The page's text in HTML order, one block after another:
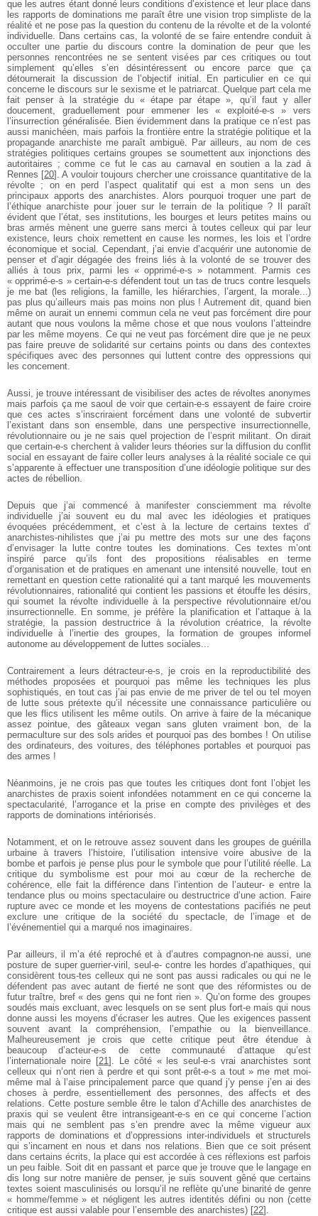
que les autres étant donné leurs conditions d’existence et leur place dans
les rapports de dominations me paraît être une vision trop simpliste de la
réalité et ne pose pas la question du contenu de la révolte et de la volonté
individuelle. Dans certains cas, la volonté de se faire entendre conduit à
occulter une partie du discours contre ladomination de peur que les
personnes rencontrées ne se sentent visées par ces critiques ou tout
simplement qu’elles s’en désintéressent ou encore parce que ça
détournerait ladiscussion de l’objectif initial. En particulier en ce qui
concerne le discours sur le sexisme et le patriarcat. Quelque part cela me
fait penser à la stratégie du « étape par étape », qu’il faut y aller
doucement, graduellement pour emmener les « exploité-e-s » vers
l’insurrection généralisée. Bien évidemment dans la pratique ce n’est pas
aussi manichéen, mais parfois la frontière entre la stratégie politique et la
propagande anarchiste me paraît ambiguë. Par ailleurs, au nom de ces
stratégies politiques certains groupes se soumettent aux injonctions des
autoritaires ; comme ce fut le cas au carnaval en soutien a la zad à
Rennes [20] . A vouloir toujours chercher une croissance quantitative de la
révolte ; on en perd l’aspect qualitatif qui est a mon sens un des
principaux apports des anarchistes. Alors pourquoi troquer une part de
l’éthique anarchiste pour jouer sur le terrain de la politique ? Il paraît
évident que l’état, ses institutions, les bourges et leurs petites mains ou
bras armés mènent une guerre sans merci à toutes celleux qui par leur
existence, leurs choix remettent en cause les normes, les lois et l’ordre
économique et social.
Cependant, j’ai envie d’acquérir une autonomie de
penser et d’agir dégagée des freins liés à la volonté de se trouver des
alliés à tous prix, parmi les « opprimé-e-s » notamment. Parmis ces
« opprimé-e-s » certain-e-s défendent tout un tas de trucs contre lesquels
je me bat (les religions, la famille, les hiérarchies, l’argent, la morale...)
pas plus qu’ailleurs mais pas moins non plus ! Autrement dit, quand bien
même on aurait un ennemi commun cela ne veut pas forcément dire pour
autant que nous voulons la même chose et que nous voulons l’atteindre
par les même moyens. Cequi ne veut pas forcément dire que je ne peux
pas faire preuve de solidarité sur certains points ou dans des contextes
spécifiques avec des personnes qui luttent contre des oppressions qui
les concernent.
Aussi, je trouve intéressant de visibiliser des actes de révoltes anonymes
mais parfois ça me saoul de voir que certain-e-s essayent de faire croire
que ces actes s’inscriraient forcément dans une volonté de subvertir
l’existant dans son ensemble,
dans une perspective insurrectionnelle,
révolutionnaire ou je ne sais quel projection del’esprit militant. On dirait
que certain-e-s cherchent à valider leurs théories sur la diffusion du conflit
social en essayant de faire coller leurs analyses à la réalité socialece qui
s’apparente à effectuer une transposition d’une idéologie politique sur des
actes de rébellion.
Depuis que j’ai commencé à manifester consciemment ma révolte
individuelle j’ai souvent eu du mal avec les idéologies et pratiques
évoquées précédemment, et c’est à la lecture de certains textes d’
anarchistes-nihilistes que j’ai pu mettre des mots sur une des façons
d’envisager la lutte contre toutes les dominations. Ces textes m’ont
inspiré parce qu’ils font des propositions réalisables en terme
d’organisation et depratiques en amenant une intensité nouvelle, tout en
remettant en question cette rationalité qui a tant marqué les mouvements
révolutionnaires, rationalité qui contientles passions et étouffe les désirs,
qui soumet la révolte individuelle à la perspective révolutionnaire et/ou
insurrectionnelle. En somme, je préfère la planification etl’attaque à la
stratégie, la passion destructrice à la révolution créatrice, la révolte
individuelle à l’inertie des groupes, la formation de groupes informel
autonome au développement de luttes sociales...
Contrairement a leurs détracteur-e-s, je crois en la reproductibilité des
méthodes proposées et pourquoi pas même les techniques les plus
sophistiqués, en tout cas j’ai pas envie de me priver de tel ou tel moyen
de lutte sous prétexte qu’il nécessite une connaissance particulière ou
que les flics utilisent les même outils. On arrive à faire de la mécanique
assez pointue, des gâteaux vegan sans gluten vraiment bon, de la
permaculture sur des sols arides et pourquoi pas des bombes ! On utilise
des ordinateurs, des voitures, des téléphones portables et pourquoi pas
des armes !
Néanmoins, je ne crois pas que toutes les critiques dont font l’objet les
anarchistes de praxis soient infondées notamment en ce qui concerne la
spectacularité,
l’arrogance et la prise en compte des privilèges et des
rapports de dominations intériorisés.
Notamment, et on le retrouve assez souvent dans les groupes de guérilla
urbaine à travers l’histoire, l’utilisation intensive voire abusive de la
bombe et parfois je penseplus pour le symbole que pour l’utilité réelle. La
critique du symbolisme est pour moi au cœur de la recherche de
cohérence, elle fait la différence dans l’intention de l’auteur-e entre la
tendance plus ou moins spectaculaire ou destructrice d’une action. Faire
rupture avec ce monde et les moyens de contestations pacifiés ne peut
exclure une critique de la société du spectacle, de l’image et de
l’événementiel qui a marqué nos imaginaires.
Par ailleurs, il m’a été reproché et à d’autres compagnon-ne aussi, une
posture desuper guerrier-viril, seul-e- contre les hordes d’apathiques, qui
considèrent tous-tes celleux qui ne sont pas aussi radicales ou qui ne le
défendent pas avec autant de fierténe sont que des réformistes ou de
futur traître, bref « des gens qui ne font rien ». Qu’onforme des groupes
soudés mais excluant, avec lesquels on se sent plus fort-e mais qui nous
donne aussi les moyens d’écraser les autres. Que les exigences passent
souvent avant la compréhension, l’empathie ou la bienveillance.
Malheureusement je crois quecette critique peut être étendue à
beaucoup d’acteur-e-s de cette communauté d’attaquequ’est
l’internationale noire[21] . Le côté « les seul-e-s vrai anarchistes sont
celleux qui n’ont rien à perdre et qui sont prêt-e-s a tout » me met moi-
même mal à l’aiseprincipalement parce que quand j’y pense j’en ai des
choses à perdre, essentiellement des personnes, des affects et des
relations. Cette posture semble être le talon d’Achilledes anarchistes de
praxis qui se veulent être intransigeant-e-s en ce qui concernel’action
mais qui ne semblent pas s’en prendre avec la même vigueur aux
rapports de dominations et d’oppressions inter-individuels et structurels
qui s’incarnent en nous etdans nos relations. Bien que ce soit présent
dans certains écrits, la place qui est accordée à ces réflexions est parfois
un peu faible. Soit dit en passant et parce que jetrouve que le langage en
dis long sur notre manière de penser, je suis souvent gêné quecertains
textes soient masculinisés ou lorsqu’il ne reflète qu’une binarité de genre
« homme/femme » et négligent les autres identités défini ou non (cette
critique est aussi valable pour l’ensemble des anarchistes) [22]